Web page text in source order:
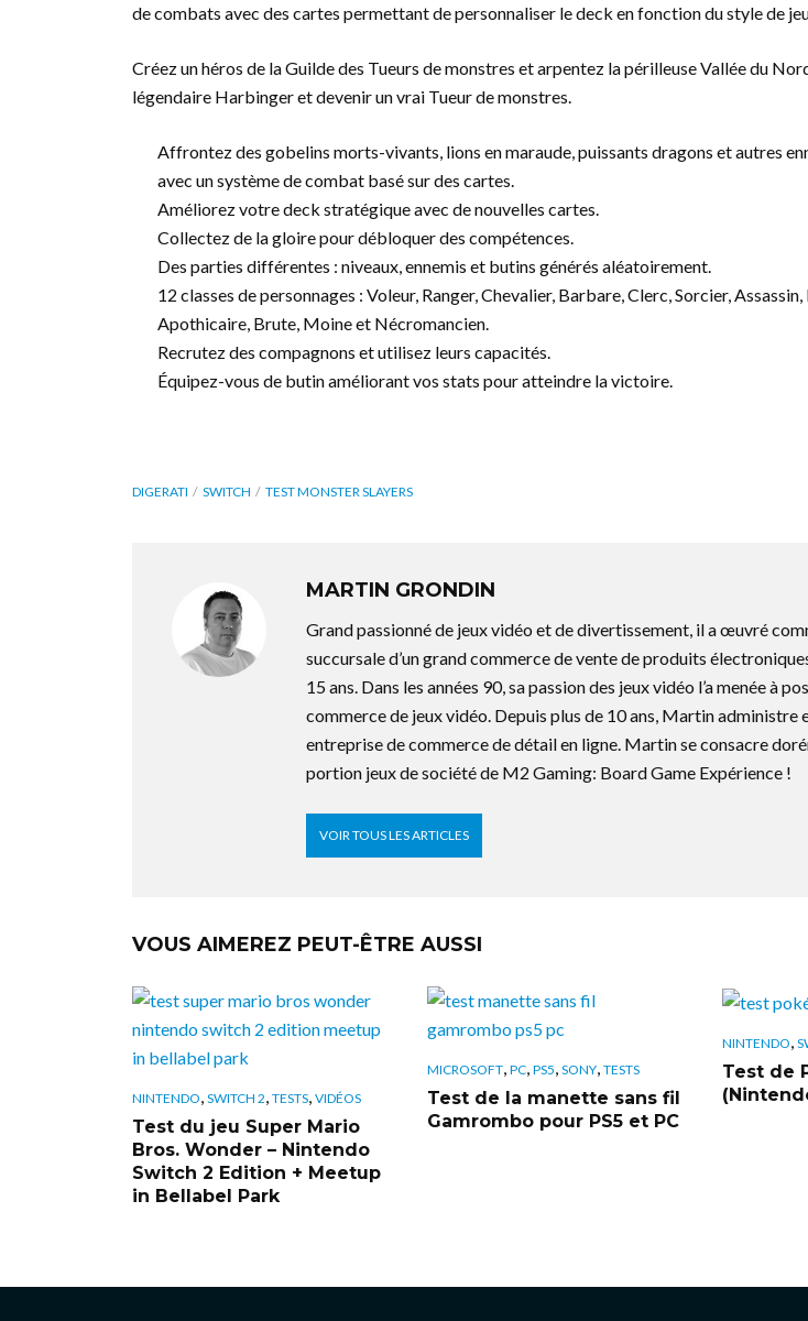
de combats avec des cartes permettant de personnaliser le deck en fonction du style de
Créez un héros de la Guilde des Tueurs de monstres et arpentez la périlleuse Vallée du
légendaire Harbinger et devenir un vrai Tueur de monstres.
Affrontez des gobelins morts-vivants, lions en maraude, puissants dragons et autres
avec un système de combat basé sur des cartes.
Améliorez votre deck stratégique avec de nouvelles cartes.
Collectez de la gloire pour débloquer des compétences.
Des parties différentes : niveaux, ennemis et butins générés aléatoirement.
12 classes de personnages : Voleur, Ranger, Chevalier, Barbare, Clerc, Sorcier,
Apothicaire, Brute, Moine et Nécromancien.
Recrutez des compagnons et utilisez leurs capacités.
Équipez-vous de butin améliorant vos stats pour atteindre la victoire.
DIGERATI SWITCH TEST MONSTER SLAYERS
MARTIN GRONDIN
Grand passionné de jeux vidéo et de divertissement, il a œuvré
succursale d’un grand commerce de vente de produits
15 ans. Dans les années 90, sa passion des jeux vidéo l’a menée à
commerce de jeux vidéo. Depuis plus de 10 ans, Martin administre
entreprise de commerce de détail en ligne. Martin se consacre
portion jeux de société de M2 Gaming: Board Game Expérience !
VOIR TOUS LES ARTICLES
VOUS AIMEREZ PEUT-ÊTRE AUSSI
NINTENDO, SWITCH 2, TESTS, VIDÉOS
Test du jeu Super Mario
Bros. Wonder – Nintendo
Switch 2 Edition + Meetup
in Bellabel Park
MICROSOFT, PC, PS5, SONY, TESTS
Test de la manette sans fil
Gamrombo pour PS5 et PC
NINTENDO,
Test de